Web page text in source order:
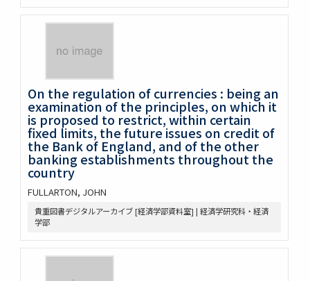
On the regulation of currencies : being an
examination of the principles, on which it
is proposed to restrict, within certain
fixed limits, the future issues on credit of
the Bank of England, and of the other
banking establishments throughout the
country
FULLARTON, JOHN
貴重図書デジタルアーカイブ [経済学部資料室] | 経済学研究科・経済
学部